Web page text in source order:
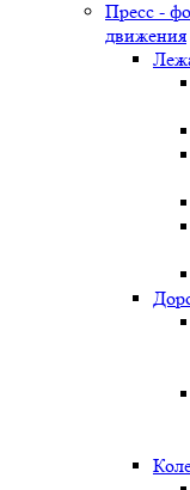
Пресс -
движения